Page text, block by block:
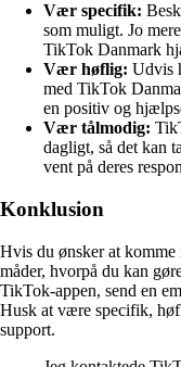
Vær specifik:
som muligt. Jo
TikTok Danmark
Vær høflig: Udvis
med TikTok
en positiv og
Vær tålmodig:
dagligt, så det kan
vent på deres
Konklusion
Hvis du ønsker at
måder, hvorpå du kan
TikTok-appen, send en
Husk at være specifik,
support.